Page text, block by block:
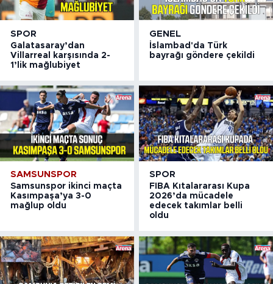
SPOR
Galatasaray’dan
Villarreal karşısında 2-
1’lik mağlubiyet
GENEL
İslambad'da Türk
bayrağı göndere çekildi
SAMSUNSPOR
Samsunspor ikinci maçta
Kasımpaşa’ya 3-0
mağlup oldu
SPOR
FIBA Kıtalararası Kupa
2026’da mücadele
edecek takımlar belli
oldu